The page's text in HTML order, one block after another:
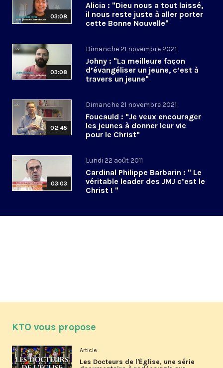
03:08
Alicia : "Dieu nous a tout laissé,
il nous reste juste à aller porter
cette Bonne Nouvelle"
03:08
Dimanche 21 novembre 2021
Johny : "La meilleure façon
d’évangéliser un jeune, c’est à
travers un jeune"
02:45
Dimanche 21 novembre 2021
Foucauld : "Je veux encourager
les jeunes à donner leur vie
pour le Christ"
03:03
Lundi 22 août 2011
Cardinal Philippe Barbarin : " Le
véritable leader des JMJ c’est le
Christ ! "
KTO vous propose
Article
Les Docteurs de l'Église, une série